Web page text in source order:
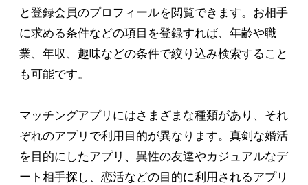
と登録会員のプロフィールを閲覧できます。お相手
に求める条件などの項目を登録すれば、年齢や職
業、年収、趣味などの条件で絞り込み検索すること
も可能です。
マッチングアプリにはさまざまな種類があり、それ
ぞれのアプリで利用目的が異なります。真剣な婚活
を目的にしたアプリ、異性の友達やカジュアルなデ
ート相手探し、恋活などの目的に利用されるアプリ